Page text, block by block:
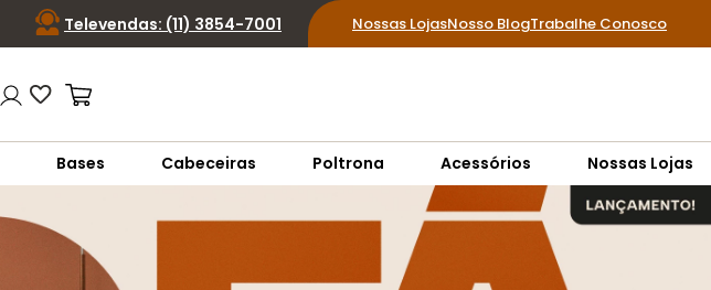
Televendas: (11) 3854-7001 Nossas LojasNosso BlogTrabalhe Conosco
Bases Cabeceiras Poltrona Acessórios Nossas Lojas